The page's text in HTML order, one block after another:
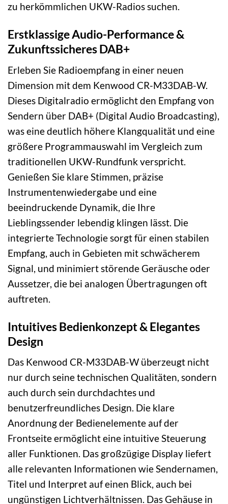
zu herkömmlichen UKW-Radios suchen.
Erstklassige Audio-Performance &
Zukunftssicheres DAB+
Erleben Sie Radioempfang in einer neuen
Dimension mit dem Kenwood CR-M33DAB-W.
Dieses Digitalradio ermöglicht den Empfang von
Sendern über DAB+ (Digital Audio Broadcasting),
was eine deutlich höhere Klangqualität und eine
größere Programmauswahl im Vergleich zum
traditionellen UKW-Rundfunk verspricht.
Genießen Sie klare Stimmen, präzise
Instrumentenwiedergabe und eine
beeindruckende Dynamik, die Ihre
Lieblingssender lebendig klingen lässt. Die
integrierte Technologie sorgt für einen stabilen
Empfang, auch in Gebieten mit schwächerem
Signal, und minimiert störende Geräusche oder
Aussetzer, die bei analogen Übertragungen oft
auftreten.
Intuitives Bedienkonzept & Elegantes
Design
Das Kenwood CR-M33DAB-W überzeugt nicht
nur durch seine technischen Qualitäten, sondern
auch durch sein durchdachtes und
benutzerfreundliches Design. Die klare
Anordnung der Bedienelemente auf der
Frontseite ermöglicht eine intuitive Steuerung
aller Funktionen. Das großzügige Display liefert
alle relevanten Informationen wie Sendernamen,
Titel und Interpret auf einen Blick, auch bei
ungünstigen Lichtverhältnissen. Das Gehäuse in